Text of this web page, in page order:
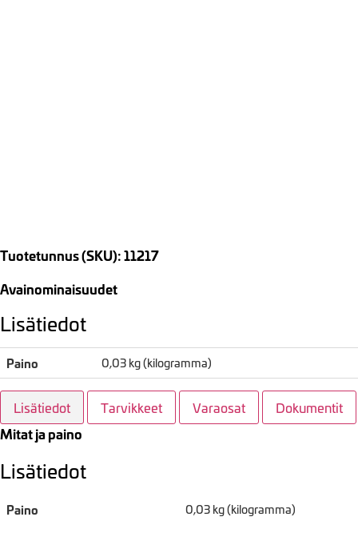
Tuotetunnus (SKU): 11217
Avainominaisuudet
Lisätiedot
Paino 0,03 kg (kilogramma)
Lisätiedot Tarvikkeet Varaosat Dokumentit
Mitat ja paino
Lisätiedot
Paino 0,03 kg (kilogramma)